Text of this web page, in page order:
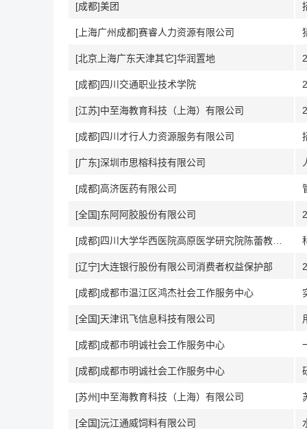
[成都]美团
[上海广州成都]赛睿人力资源有限公司
[北京上海广东天津其它]华润置地
[成都]四川交通职业技术学院
[江苏]中至海教育科技（上海）有限公司
[成都]四川才行人力资源服务有限公司
[广东]深圳市思榕科技有限公司
[成都]高济医药有限公司
[全国]东阿阿胶股份有限公司
[辽宁]大连银行股份有限公司消费者权益保护部
[成都]成都市温江区鸿杰社会工作服务中心
[全国]天津讯飞信息科技有限公司
[成都]成都市明诚社会工作服务中心
[成都]成都市明诚社会工作服务中心
[苏州]中至海教育科技（上海）有限公司
[全国]沅江通威饲料有限公司